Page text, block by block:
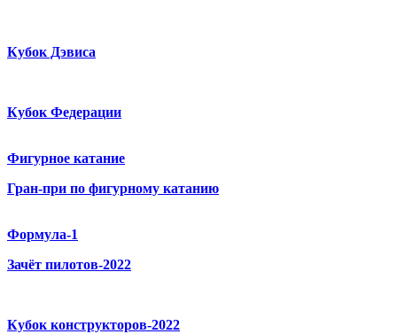
Кубок Дэвиса
Кубок Федерации
Фигурное катание
Гран-при по фигурному катанию
Формула-1
Зачёт пилотов-2022
Кубок конструкторов-2022